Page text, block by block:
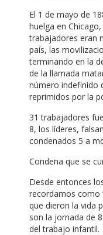
El 1 de mayo de
huelga en
trabajadores eran
país, las
terminando en la
de la llamada
número indefinido
reprimidos por la
31 trabajadores
8, los líderes,
condenados 5 a
Condena que se
Desde entonces
recordamos como
que dieron la vida
son la jornada de
del trabajo infantil.